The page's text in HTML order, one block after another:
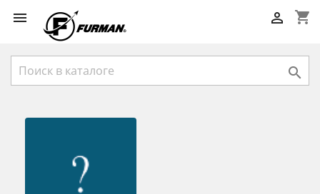
 shopping_cart

